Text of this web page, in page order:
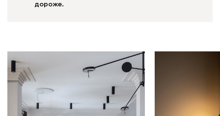
дороже.